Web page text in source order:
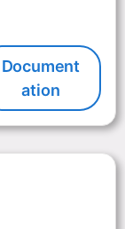
Document
ation